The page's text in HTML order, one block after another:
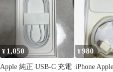
¥ 1,050
Apple 純正 USB-C 充電
¥980
iPhone